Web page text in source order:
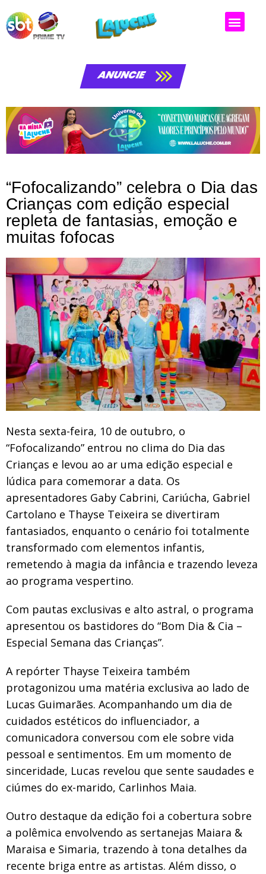
ANUNCIE
“Fofocalizando” celebra o Dia das
Crianças com edição especial
repleta de fantasias, emoção e
muitas fofocas
Nesta sexta-feira, 10 de outubro, o
“Fofocalizando” entrou no clima do Dia das
Crianças e levou ao ar uma edição especial e
lúdica para comemorar a data. Os
apresentadores Gaby Cabrini, Cariúcha, Gabriel
Cartolano e Thayse Teixeira se divertiram
fantasiados, enquanto o cenário foi totalmente
transformado com elementos infantis,
remetendo à magia da infância e trazendo leveza
ao programa vespertino.
Com pautas exclusivas e alto astral, o programa
apresentou os bastidores do “Bom Dia & Cia –
Especial Semana das Crianças”.
A repórter Thayse Teixeira também
protagonizou uma matéria exclusiva ao lado de
Lucas Guimarães. Acompanhando um dia de
cuidados estéticos do influenciador, a
comunicadora conversou com ele sobre vida
pessoal e sentimentos. Em um momento de
sinceridade, Lucas revelou que sente saudades e
ciúmes do ex-marido, Carlinhos Maia.
Outro destaque da edição foi a cobertura sobre
a polêmica envolvendo as sertanejas Maiara &
Maraisa e Simaria, trazendo à tona detalhes da
recente briga entre as artistas. Além disso, o